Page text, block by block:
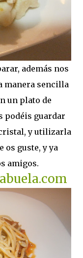
además nos
manera sencilla
un plato de
podéis guardar
y utilizarla
os guste, y ya
amigos.